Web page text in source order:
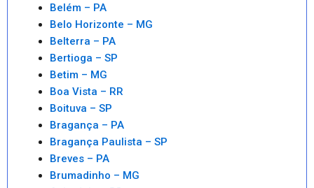
Belém – PA
Belo Horizonte – MG
Belterra – PA
Bertioga – SP
Betim – MG
Boa Vista – RR
Boituva – SP
Bragança – PA
Bragança Paulista – SP
Breves – PA
Brumadinho – MG